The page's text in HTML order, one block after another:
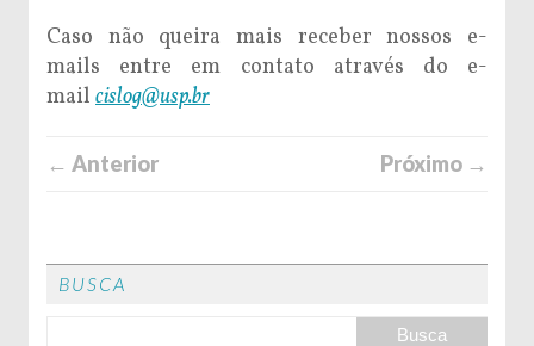
Caso não queira mais receber nossos e-
mails entre em contato através do e-
mail cislog@usp.br
← Anterior Próximo →
BUSCA